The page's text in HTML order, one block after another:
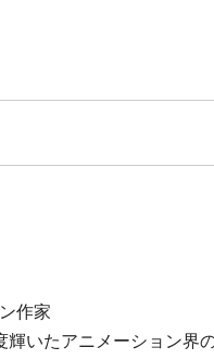
作家
いたアニメーション